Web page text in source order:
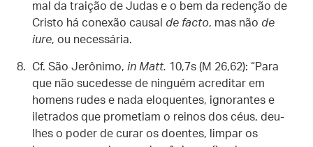
mal da traição de Judas e o bem da redenção de
Cristo há conexão causal de facto, mas não de
iure, ou necessária.
Cf. São Jerônimo, in Matt. 10,7s (M 26,62): “Para
que não sucedesse de ninguém acreditar em
homens rudes e nada eloquentes, ignorantes e
iletrados que prometiam o reinos dos céus, deu-
lhes o poder de curar os doentes, limpar os